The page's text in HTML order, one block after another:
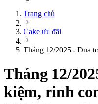
Trang chủ
Cake ưu đãi
Tháng 12/2025 - Đua
Tháng 12/
kiệm, rinh